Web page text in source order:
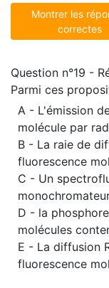
Montrer les
correctes
Question n°19 -
Parmi ces
A - L'émission
molécule par
B - La raie de
fluorescence
C - Un
D - la
molécules
E - La diffusion
fluorescence